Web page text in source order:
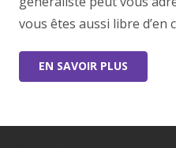
vous êtes aussi libre
EN SAVOIR PLUS